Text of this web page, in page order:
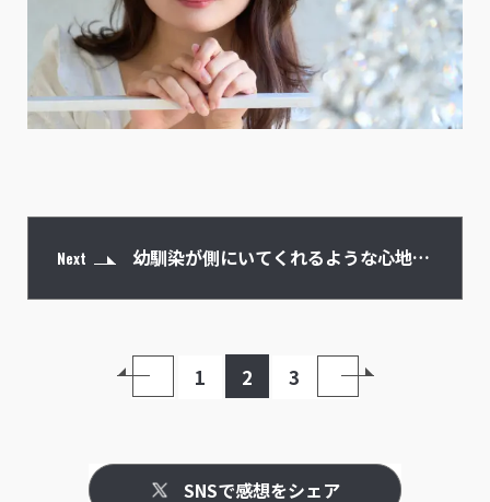
Next 幼馴染が側にいてくれるような心地に
1 2 3
SNSで感想をシェア